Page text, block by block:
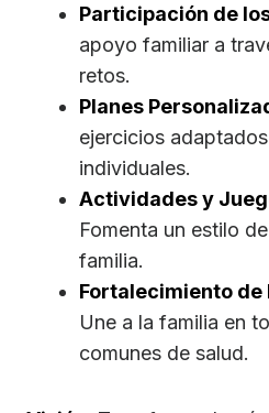
Participación de
apoyo familiar a
retos.
Planes
ejercicios
individuales.
Actividades y
Fomenta un estilo
familia.
Fortalecimiento de
Une a la familia en
comunes de salud.